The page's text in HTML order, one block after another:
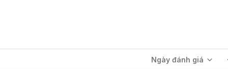
Ngày đánh giá